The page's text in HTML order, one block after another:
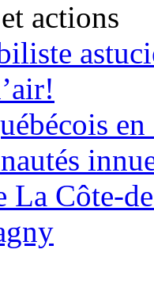
actions
La Côte-